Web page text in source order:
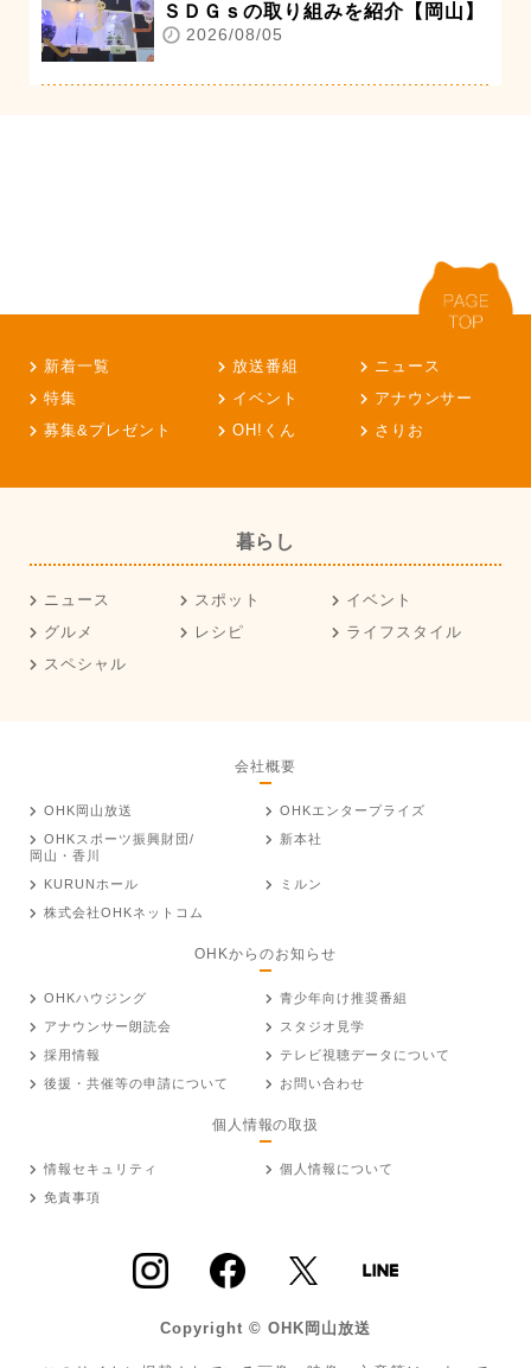
ＳＤＧｓの取り組みを紹介【岡山】
2026/08/05
新着一覧 放送番組
ニュース
特集
イベント
アナウンサー
募集&プレゼント
OH!くん さりお
暮らし
ニュース スポット
イベント
グルメ
レシピ
ライフスタイル
スペシャル
会社概要
OHK岡山放送
OHKエンタープライズ
OHKスポーツ振興財団/
岡山・香川
新本社
KURUNホール
ミルン
株式会社OHKネットコム
OHKからのお知らせ
OHKハウジング
青少年向け推奨番組
アナウンサー朗読会
スタジオ見学
採用情報
テレビ視聴データについて
後援・共催等の申請について
お問い合わせ
個人情報の取扱
情報セキュリティ
個人情報について
免責事項
Copyright © OHK岡山放送